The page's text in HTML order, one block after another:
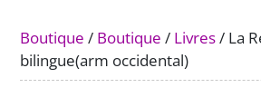
Boutique / Boutique / Livres/ La
bilingue(arm occidental)